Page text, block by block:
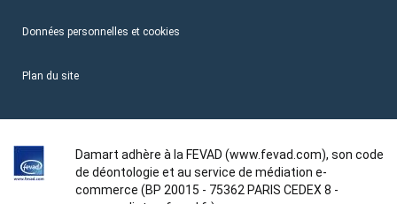
Données personnelles et cookies
Plan du site
Damart adhère à la FEVAD (www.fevad.com), son code
de déontologie et au service de médiation e-
commerce (BP 20015 - 75362 PARIS CEDEX 8 -